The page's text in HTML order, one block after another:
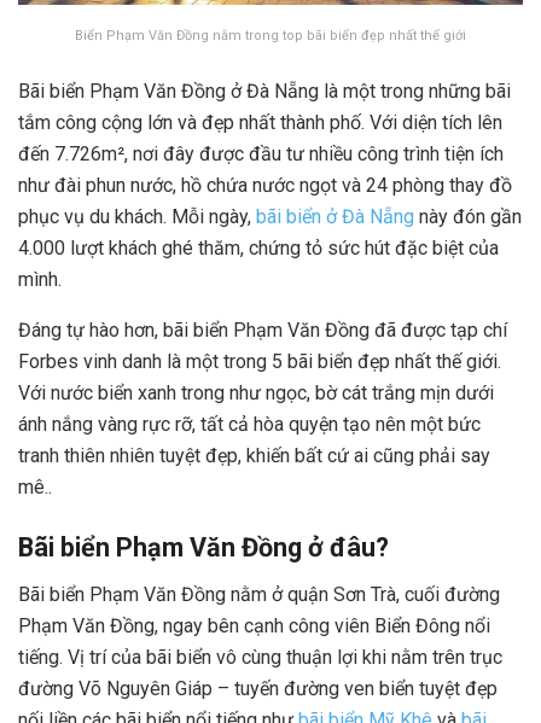
Biển Phạm Văn Đồng nằm trong top bãi biển đẹp nhất thế giới
Bãi biển Phạm Văn Đồng ở Đà Nẵng là một trong những bãi
tắm công cộng lớn và đẹp nhất thành phố. Với diện tích lên
đến 7.726m², nơi đây được đầu tư nhiều công trình tiện ích
như đài phun nước, hồ chứa nước ngọt và 24 phòng thay đồ
phục vụ du khách. Mỗi ngày, bãi biển ở Đà Nẵng này đón gần
4.000 lượt khách ghé thăm, chứng tỏ sức hút đặc biệt của
mình.
Đáng tự hào hơn, bãi biển Phạm Văn Đồng đã được tạp chí
Forbes vinh danh là một trong 5 bãi biển đẹp nhất thế giới.
Với nước biển xanh trong như ngọc, bờ cát trắng mịn dưới
ánh nắng vàng rực rỡ, tất cả hòa quyện tạo nên một bức
tranh thiên nhiên tuyệt đẹp, khiến bất cứ ai cũng phải say
mê..
Bãi biển Phạm Văn Đồng ở đâu?
Bãi biển Phạm Văn Đồng nằm ở quận Sơn Trà, cuối đường
Phạm Văn Đồng, ngay bên cạnh công viên Biển Đông nổi
tiếng. Vị trí của bãi biển vô cùng thuận lợi khi nằm trên trục
đường Võ Nguyên Giáp – tuyến đường ven biển tuyệt đẹp